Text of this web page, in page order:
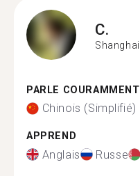
C.
Shanghai
PARLE COURAMMENT
Chinois (Simplifié)
APPREND
Anglais Russe